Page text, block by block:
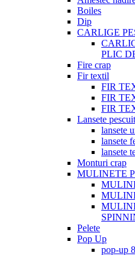
Boiles
Dip
CARLIGE
PLIC
Fire crap
Fir textil
FIR
FIR
FIR
Lansete pescuit
lansete
lansete
lansete
Monturi crap
MULINETE
Pelete
Pop Up
pop-up